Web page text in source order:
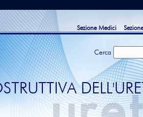
Sezione Medici
Cerca